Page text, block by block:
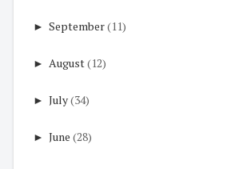
► September(11)
► August(12)
► July(34)
► June (28)